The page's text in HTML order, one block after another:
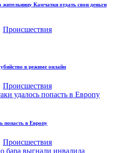
Камчатки отдать свои деньги
Происшествия
в режиме онлайн
Происшествия
попасть в Европу
Происшествия